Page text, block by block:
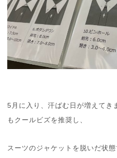
5月に入り、汗ばむ日が増えてき
もクールビズを推奨し、
スーツのジャケットを脱いだ状